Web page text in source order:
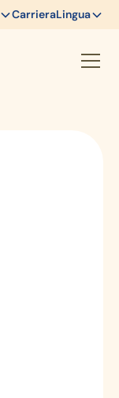
CarrieraLingua